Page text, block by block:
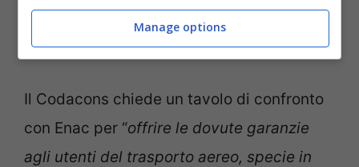
i controlli di sicurezza in aeroporto
necessari prima di un volo
Il Codacons chiede un tavolo di confronto
con Enac per “offrire le dovute garanzie
agli utenti del trasporto aereo, specie in
Manage options